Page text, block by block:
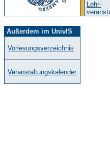
Lehr-
Außerdem im UnivIS
Vorlesungsverzeichnis
Veranstaltungskalender